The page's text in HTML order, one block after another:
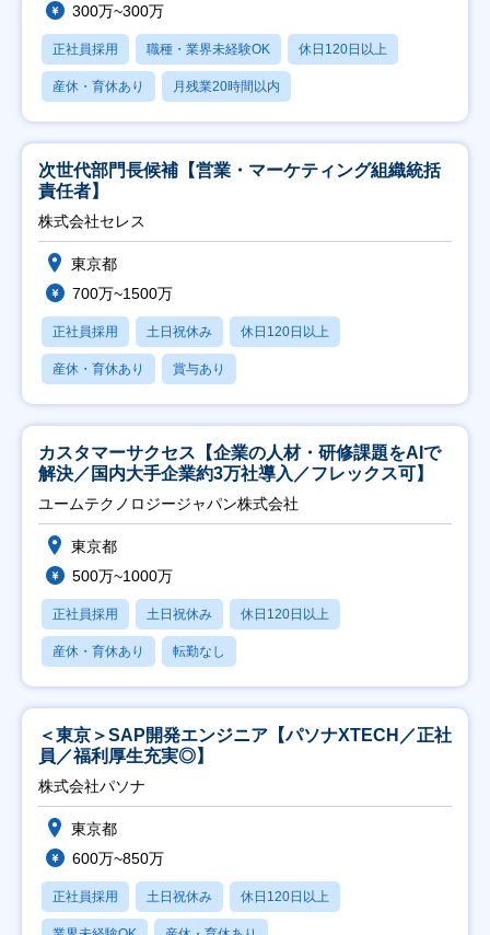
300万~300万
正社員採用 職種・業界未経験OK 休日120日以上
産休・育休あり 月残業20時間以内
次世代部門長候補【営業・マーケティング組織統括
責任者】
株式会社セレス
東京都
700万~1500万
正社員採用 土日祝休み 休日120日以上
産休・育休あり 賞与あり
カスタマーサクセス【企業の人材・研修課題をAIで
解決／国内大手企業約3万社導入／フレックス可】
ユームテクノロジージャパン株式会社
東京都
500万~1000万
正社員採用 土日祝休み 休日120日以上
産休・育休あり 転勤なし
＜東京＞SAP開発エンジニア【パソナXTECH／正社
員／福利厚生充実◎】
株式会社パソナ
東京都
600万~850万
正社員採用 土日祝休み 休日120日以上